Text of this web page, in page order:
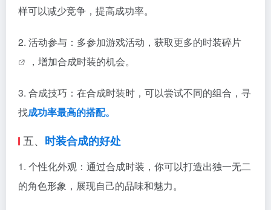
样可以减少竞争，提高成功率。
2. 活动参与：多参加游戏活动，获取更多的时装碎片
，增加合成时装的机会。
3. 合成技巧：在合成时装时，可以尝试不同的组合，寻
找成功率最高的搭配。
五、 时装合成的好处
1. 个性化外观：通过合成时装，你可以打造出独一无二
的角色形象，展现自己的品味和魅力。